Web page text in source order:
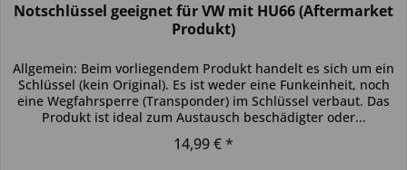
Notschlüssel geeignet für VW mit HU66 (Aftermarket
Produkt)
Allgemein: Beim vorliegendem Produkt handelt es sich um ein
Schlüssel (kein Original). Es ist weder eine Funkeinheit, noch
eine Wegfahrsperre (Transponder) im Schlüssel verbaut. Das
Produkt ist ideal zum Austausch beschädigter oder...
14,99 € *